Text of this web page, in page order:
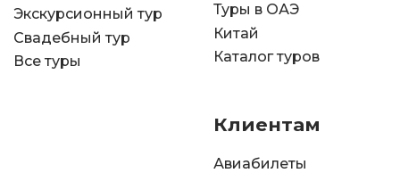
Экскурсионный тур
Свадебный тур
Все туры
Туры в ОАЭ
Китай
Каталог туров
Клиентам
Авиабилеты